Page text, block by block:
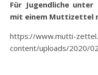
Für Jugendliche
mit einem Muttizettel
https://www.mutti-
content/uploads/2020/